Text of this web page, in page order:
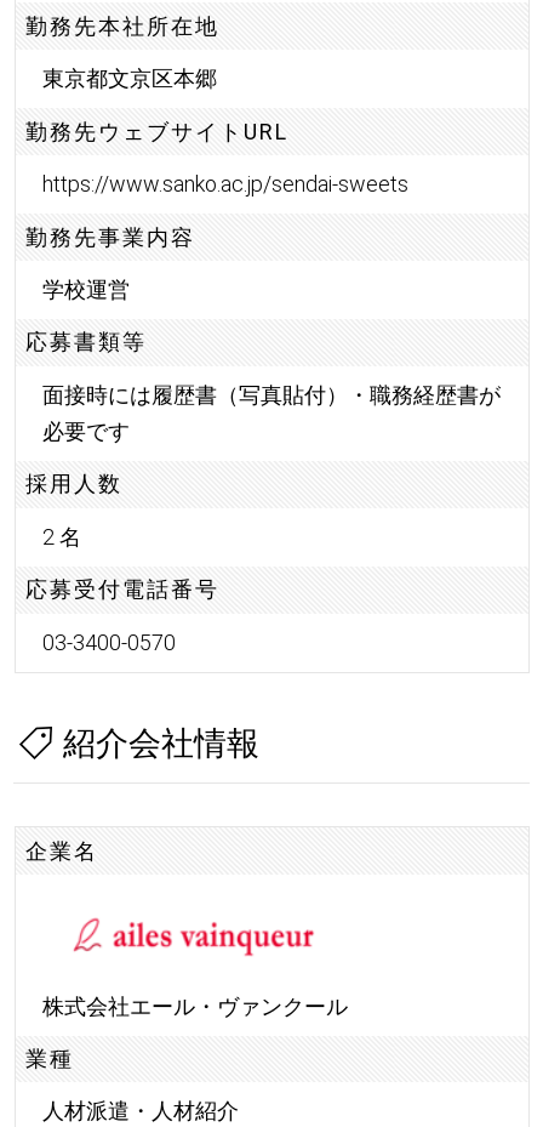
勤務先本社所在地
東京都文京区本郷
勤務先ウェブサイトURL
https://www.sanko.ac.jp/sendai-sweets
勤務先事業内容
学校運営
応募書類等
面接時には履歴書（写真貼付）・職務経歴書が
必要です
採用人数
2 名
応募受付電話番号
03-3400-0570
紹介会社情報
企業名
株式会社エール・ヴァンクール
業種
人材派遣・人材紹介